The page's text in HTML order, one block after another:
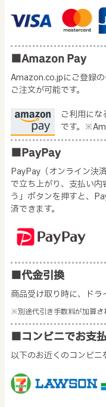
■Amazon Pay
Amazon.co.jpにご登録
ご注文が可能です。
ご利用に
です。
■PayPay
PayPay（オンライン決
で立ち上がり、支払い
う」ボタンを押すと、
済できます。
■代金引換
商品受け取り時に、ドラ
※別途代引き手数料が加算さ
■コンビニでお支
以下のお近くのコンビニ